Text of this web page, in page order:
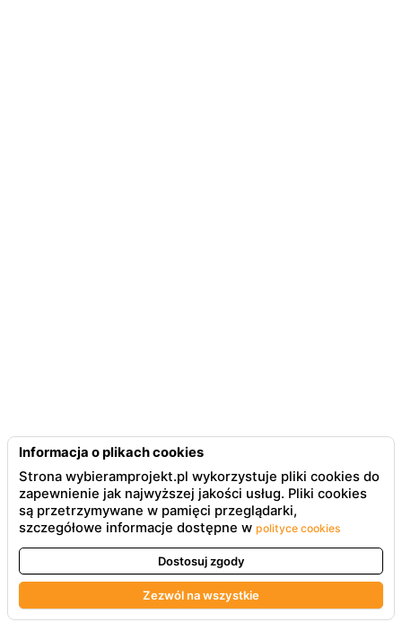
Informacja o plikach cookies
Strona wybieramprojekt.pl wykorzystuje pliki cookies do
zapewnienie jak najwyższej jakości usług. Pliki cookies
są przetrzymywane w pamięci przeglądarki,
szczegółowe informacje dostępne w polityce cookies
Dostosuj zgody
Zezwól na wszystkie